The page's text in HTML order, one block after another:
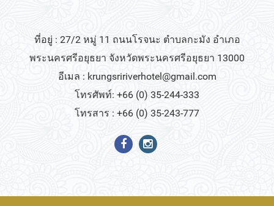
ที่อยู่ : 27/2 หมู่ 11 ถนนโรจนะ ตำบลกะมัง อำเภอ
พระนครศรีอยุธยา จังหวัดพระนครศรีอยุธยา 13000
อีเมล : krungsririverhotel@gmail.com
โทรศัพท์: +66 (0) 35-244-333
โทรสาร : +66 (0) 35-243-777